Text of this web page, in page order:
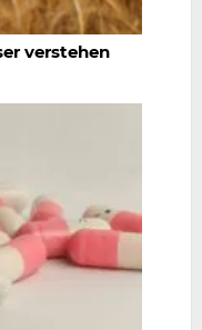
verstehen